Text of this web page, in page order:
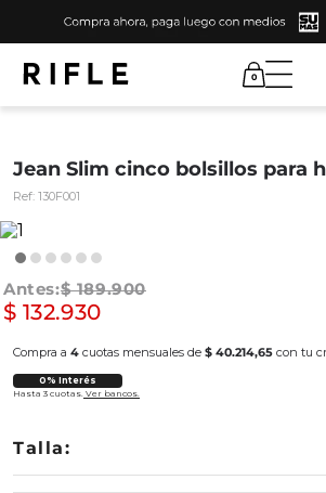
0
Jean Slim cinco bolsillos para
Ref: 130F001
$ 189.900
$ 132.930
Compra a 4 cuotas mensuales de $ 40.214,65 con tu
0% Interés
Hasta 3 cuotas. Ver bancos.